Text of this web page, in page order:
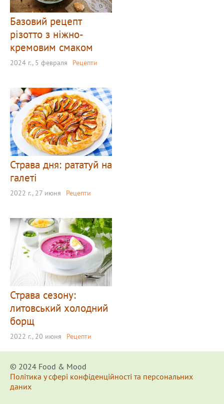
Базовий рецепт
різотто з ніжно-
кремовим смаком
2024 г., 5 февраля Рецепти
Страва дня: рататуй на
галеті
2022 г., 27 июня Рецепти
Страва сезону:
литовський холодний
борщ
2022 г., 20 июня Рецепти
© 2024 Food & Мood
Політика у сфері конфіденційності та персональних
даних